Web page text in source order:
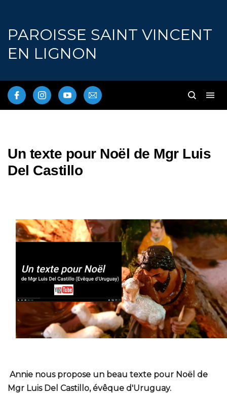
PAROISSE SAINT VINCENT
EN LIGNON
Un texte pour Noël de Mgr Luis
Del Castillo
Annie nous propose un beau texte pour Noël de
Mgr Luis Del Castillo, évêque d'Uruguay.